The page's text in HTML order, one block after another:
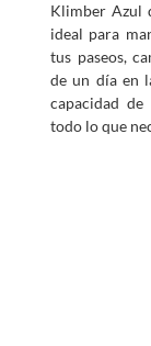
Klimber Azul
ideal para
tus paseos,
de un día en
capacidad
todo lo que